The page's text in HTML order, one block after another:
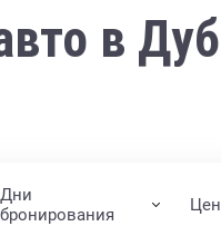
в
Дни
бронирования